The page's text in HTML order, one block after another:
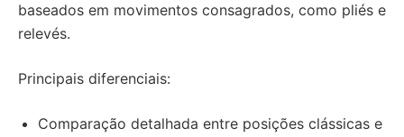
baseados em movimentos consagrados, como pliés e
relevés.
Principais diferenciais:
Comparação detalhada entre posições clássicas e